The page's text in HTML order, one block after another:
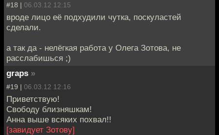
#18 | 06.03.12 12:15
вроде лицо её подхудили чутка, поскуластей
сделали.
а так да - нелёгкая работа у Олега Зотова, не
расслабишься ;)
graps »
#19 | 06.03.12 12:16
Приветствую!
Свободу близняшкам!
Анна выше всяких похвал!!
[завидует Зотову]